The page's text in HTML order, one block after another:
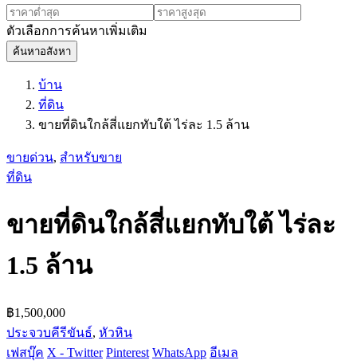
ตัวเลือกการค้นหาเพิ่มเติม
ค้นหาอสังหา
บ้าน
ที่ดิน
ขายที่ดินใกล้สี่แยกทับใต้ ไร่ละ 1.5 ล้าน
ขายด่วน, สำหรับขาย
ที่ดิน
ขายที่ดินใกล้สี่แยกทับใต้ ไร่ละ
1.5 ล้าน
฿1,500,000
ประจวบคีรีขันธ์, หัวหิน
เฟสบุ๊ค X - Twitter Pinterest WhatsApp อีเมล